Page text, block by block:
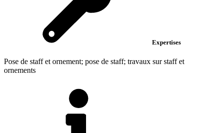
Expertises
Pose de staff et ornement; pose de staff; travaux sur staff et
ornements